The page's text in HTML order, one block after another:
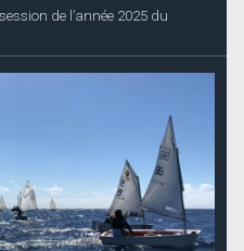
de l’année 2025 du